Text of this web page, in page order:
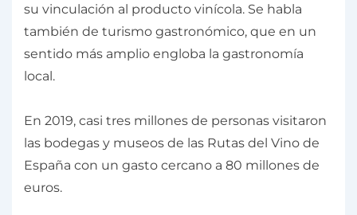
su vinculación al producto vinícola. Se habla
también de turismo gastronómico, que en un
sentido más amplio engloba la gastronomía
local.
En 2019, casi tres millones de personas visitaron
las bodegas y museos de las Rutas del Vino de
España con un gasto cercano a 80 millones de
euros.